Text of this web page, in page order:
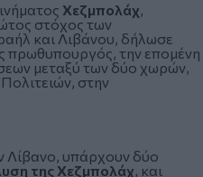
Χεζμπολάχ,
στόχος των
και Λιβάνου, δήλωσε
πρωθυπουργός, την επομένη
μεταξύ των δύο χωρών,
στην
Λίβανο, υπάρχουν δύο
της Χεζμπολάχ, και